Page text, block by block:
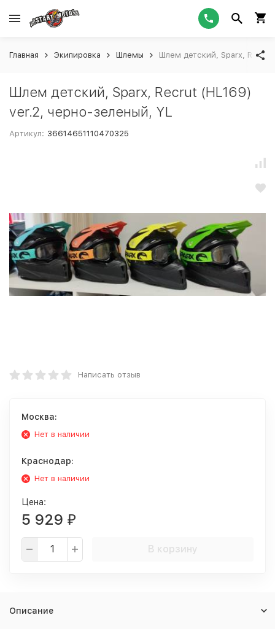
Главная Экипировка Шлемы Шлем детский, Sparx,
Шлем детский, Sparx, Recrut (HL169)
ver.2, черно-зеленый, YL
Артикул: 36614651110470325
Написать отзыв
Москва:
Нет в наличии
Краснодар:
Нет в наличии
Цена:
5 929 ₽
В корзину
Описание